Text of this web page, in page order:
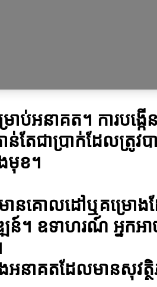
ាប់អនាគត។ ការបង្
ែជាប្រាក់ដែលត្រូវ
មុខ។
វតែមានគោលដៅឬគម្
។ ឧទាហរណ៍ អ្នកអ
ងអនាគតដែលមានសុវ